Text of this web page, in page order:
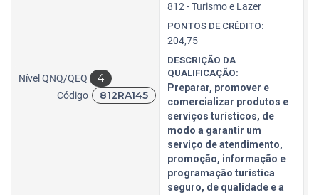
Nível QNQ/QEQ 4
Código 812RA145
812 - Turismo e Lazer
PONTOS DE CRÉDITO:
204,75
DESCRIÇÃO DA
QUALIFICAÇÃO:
Preparar, promover e
comercializar produtos e
serviços turísticos, de
modo a garantir um
serviço de atendimento,
promoção, informação e
programação turística
seguro, de qualidade e a